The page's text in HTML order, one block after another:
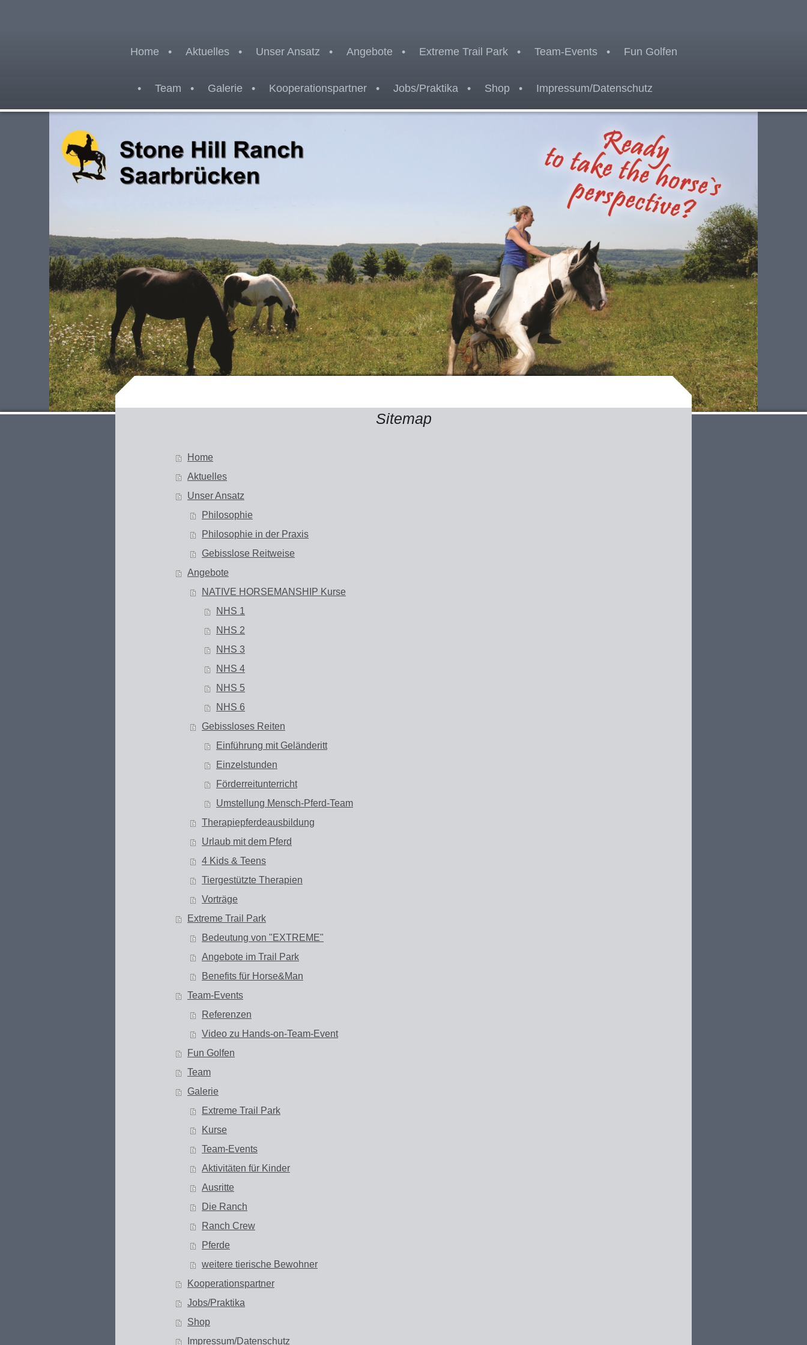
Home Aktuelles Unser Ansatz Angebote Extreme Trail Park Team-Events Fun Golfen
Team Galerie Kooperationspartner Jobs/Praktika Shop Impressum/Datenschutz
Sitemap
Home
Aktuelles
Unser Ansatz
Philosophie
Philosophie in der Praxis
Gebisslose Reitweise
Angebote
NATIVE HORSEMANSHIP Kurse
NHS 1
NHS 2
NHS 3
NHS 4
NHS 5
NHS 6
Gebissloses Reiten
Einführung mit Geländeritt
Einzelstunden
Förderreitunterricht
Umstellung Mensch-Pferd-Team
Therapiepferdeausbildung
Urlaub mit dem Pferd
4 Kids & Teens
Tiergestützte Therapien
Vorträge
Extreme Trail Park
Bedeutung von "EXTREME"
Angebote im Trail Park
Benefits für Horse&Man
Team-Events
Referenzen
Video zu Hands-on-Team-Event
Fun Golfen
Team
Galerie
Extreme Trail Park
Kurse
Team-Events
Aktivitäten für Kinder
Ausritte
Die Ranch
Ranch Crew
Pferde
weitere tierische Bewohner
Kooperationspartner
Jobs/Praktika
Shop
Impressum/Datenschutz